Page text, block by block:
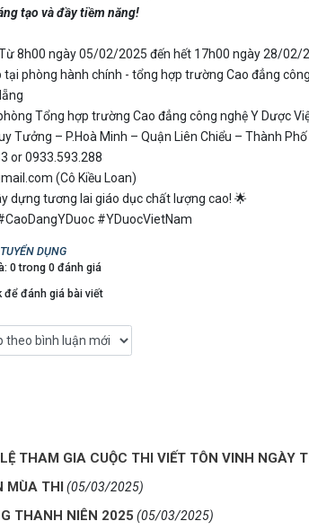
tạo và đầy tiềm năng!
8h00 ngày 05/02/2025 đến hết 17h00 ngày 28/02/
phòng hành chính - tổng hợp trường Cao đẳng
Tổng hợp trường Cao đẳng công nghệ Y Dược
Tưởng – P.Hoà Minh – Quận Liên Chiểu – Thành
or 0933.593.288
(Cô Kiều Loan)
dựng tương lai giáo dục chất lượng cao! 🌟
#YDuocVietNam
DỤNG
0 trong 0 đánh giá
để đánh giá bài viết
THAM GIA CUỘC THI VIẾT TÔN VINH NGÀY
MÙA THI (05/03/2025)
THANH NIÊN 2025 (05/03/2025)